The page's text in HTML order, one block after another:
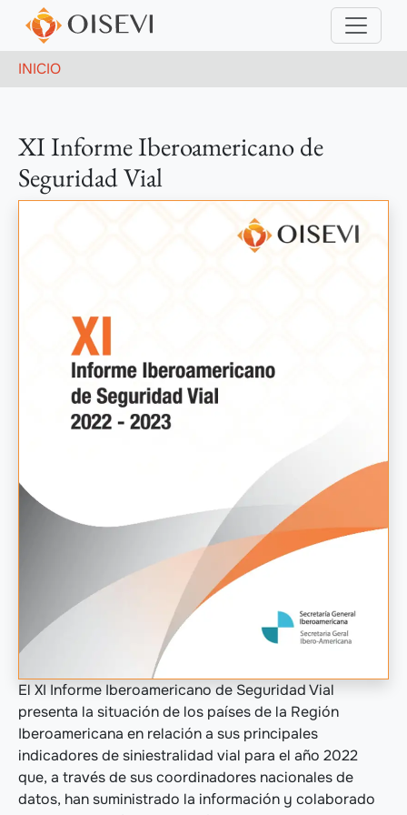
Pasar al contenido principal
Ruta de navegación
INICIO
XI Informe Iberoamericano de
Seguridad Vial
El XI Informe Iberoamericano de Seguridad Vial
presenta la situación de los países de la Región
Iberoamericana en relación a sus principales
indicadores de siniestralidad vial para el año 2022
que, a través de sus coordinadores nacionales de
datos, han suministrado la información y colaborado